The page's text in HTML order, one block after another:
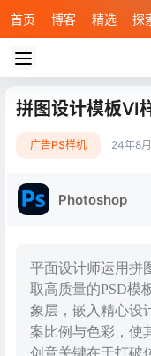
首页 博客 精选 探
拼图设计模板VI
广告PS样机 24年8
Photoshop
平面设计师运用拼
取高质量的PSD模
象层，嵌入精心设
案比例与色彩，使
创意关键在于打破